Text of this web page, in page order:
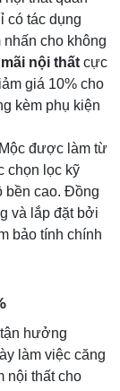
có tác dụng
cho không
nội thất cực
giá 10% cho
kèm phụ kiện
được làm từ
chọn lọc kỹ
bền cao. Đồng
và lắp đặt bởi
bảo tính chính
hưởng
làm việc căng
nội thất cho